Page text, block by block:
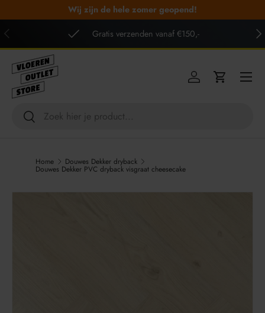
GA NAAR INHOUD
Wij zijn de hele zomer geopend!
VORIGE
Gratis verzenden vanaf €150,-
Zoeken
Zoeken
Inloggen
Menu
Home Douwes Dekker dryback
Douwes Dekker PVC dryback visgraat cheesecake